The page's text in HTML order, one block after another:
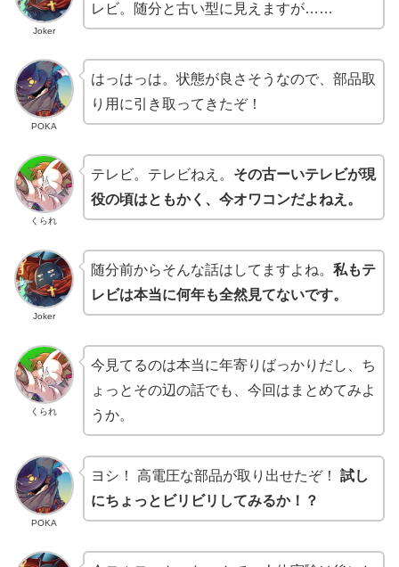
Joker
レビ。随分と古い型に見えますが……
POKA
はっはっは。状態が良さそうなので、部品取
り用に引き取ってきたぞ！
くられ
テレビ。テレビねえ。 その古ーいテレビが現
役の頃はともかく、今オワコンだよねえ。
Joker
随分前からそんな話はしてますよね。 私もテ
レビは本当に何年も全然見てないです。
くられ
今見てるのは本当に年寄りばっかりだし、ち
ょっとその辺の話でも、今回はまとめてみよ
うか。
POKA
ヨシ！ 高電圧な部品が取り出せたぞ！ 試し
にちょっとビリビリしてみるか！？